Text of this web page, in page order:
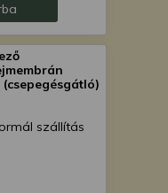
szállítás